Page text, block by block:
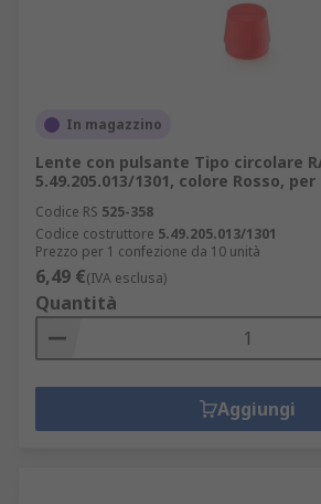
In magazzino
Lente con pulsante Tipo circolare
5.49.205.013/1301, colore Rosso,
Codice RS 525-358
Codice costruttore 5.49.205.013/1301
Prezzo per 1 confezione da 10 unità
6,49 €(IVA esclusa)
Quantità
Aggiungi